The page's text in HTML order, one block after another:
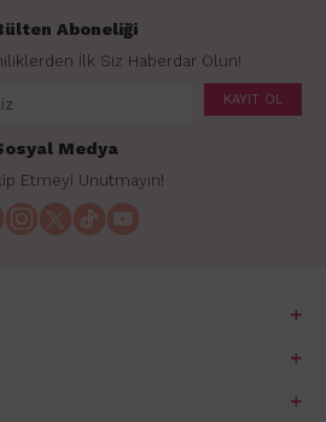
Aboneliği
İlk Siz Haberdar Olun!
KAYIT OL
Medya
Etmeyi Unutmayın!